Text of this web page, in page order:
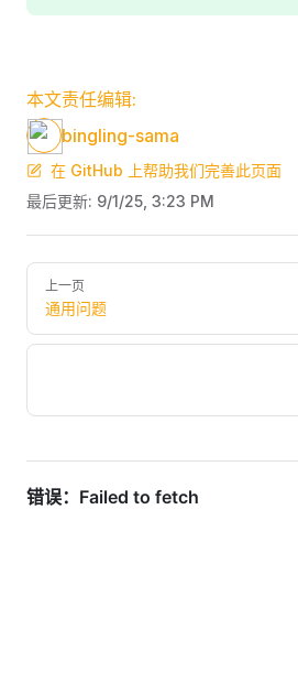
本文责任编辑:
bingling-sama
在 GitHub 上帮助我们完善此页面
最后更新: 9/1/25, 3:23 PM
Pager
上一页
通用问题